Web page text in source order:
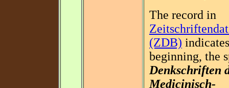
The record in
(ZDB)
beginning, the
Denkschriften
Medicinisch-